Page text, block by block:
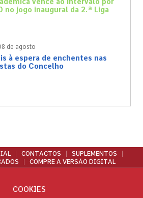
vence ao intervalo por
no jogo inaugural da 2.ª Liga
de agosto
à espera de enchentes nas
do Concelho
CONTACTOS
SUPLEMENTOS
COMPRE A VERSÃO DIGITAL
COOKIES